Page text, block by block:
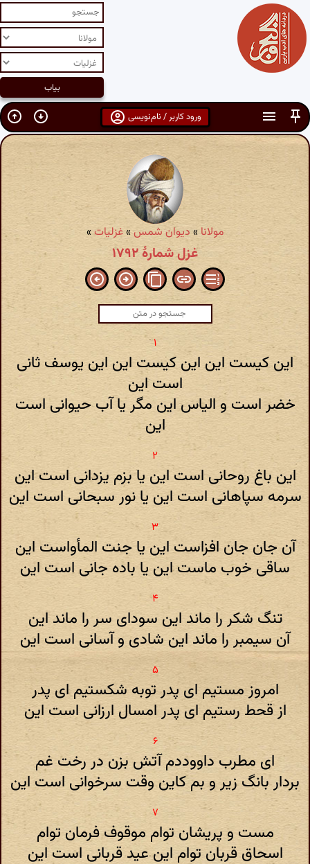
ورود کاربر / نام‌نویسی
مولانا » دیوان شمس»غزلیات »
غزل شمارهٔ ۱۷۹۲
این کیست این این کیست این این یوسف ثانی
است این
خضر است و الیاس این مگر یا آب حیوانی است
این
این باغ روحانی است این یا بزم یزدانی است این
سرمه سپاهانی است این یا نور سبحانی است این
آن جان جان افزاست این یا جنت المأواست این
ساقی خوب ماست این یا باده جانی است این
تنگ شکر را ماند این سودای سر را ماند این
آن سیمبر را ماند این شادی و آسانی است این
امروز مستیم ای پدر توبه شکستیم ای پدر
از قحط رستیم ای پدر امسال ارزانی است این
ای مطرب داووددم آتش بزن در رخت غم
بردار بانگ زیر و بم کاین وقت سرخوانی است این
مست و پریشان توام موقوف فرمان توام
اسحاق قربان توام این عید قربانی است این